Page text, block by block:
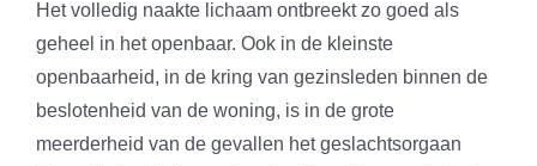
Het volledig naakte lichaam ontbreekt zo goed als
geheel in het openbaar. Ook in de kleinste
openbaarheid, in de kring van gezinsleden binnen de
beslotenheid van de woning, is in de grote
meerderheid van de gevallen het geslachtsorgaan